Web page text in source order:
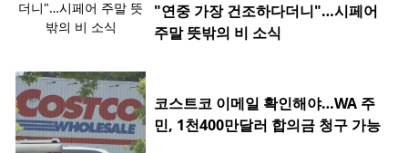
"연중 가장 건조하다더니"…시페어
주말 뜻밖의 비 소식
코스트코 이메일 확인해야…WA 주
민, 1천400만달러 합의금 청구 가능